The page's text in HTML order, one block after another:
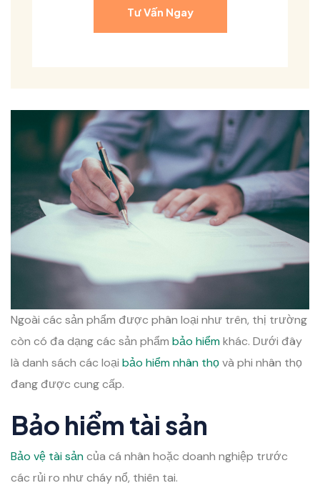
Tư Vấn Ngay
Ngoài các sản phẩm được phân loại như trên, thị trường
còn có đa dạng các sản phẩm bảo hiểmkhác. Dưới đây
là danh sách các loại bảo hiểm nhân thọvà phi nhân thọ
đang được cung cấp.
Bảo hiểm tài sản
Bảo vệ tài sảncủa cá nhân hoặc doanh nghiệp trước
các rủi ro như cháy nổ, thiên tai.